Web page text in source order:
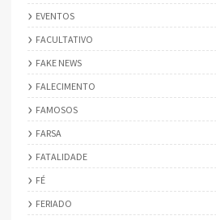
EVENTOS
FACULTATIVO
FAKE NEWS
FALECIMENTO
FAMOSOS
FARSA
FATALIDADE
FÉ
FERIADO